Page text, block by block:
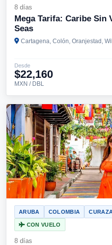
8 días
Mega Tarifa: Caribe Sin
Seas
Cartagena, Colón, Oranjestad,
Desde
$22,160
MXN / DBL
ARUBA COLOMBIA
CON VUELO
8 días